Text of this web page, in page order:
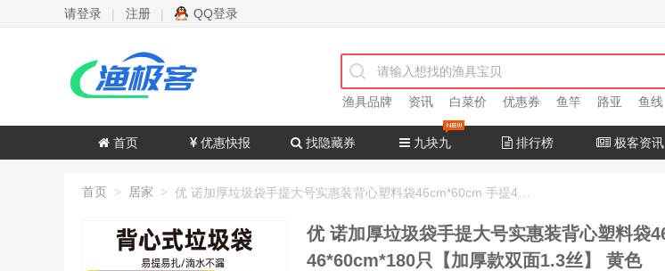
请登录 | 注册 | QQ登录
渔具品牌 资讯 白菜价 优惠券 鱼竿 路亚 鱼线
首页 优惠快报 找隐藏券 九块九 排行榜 极客资讯
首页 > 居家 >
优 诺加厚垃圾袋手提大号实惠装背心塑料袋46cm*60cm 手提
46*60cm*180只【加厚款双面1.3丝】 黄色